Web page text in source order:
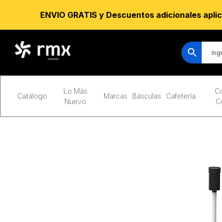
Catálogo
Lo Más
Nuevo
Marcas Básculas Cafetería
ENVIO GRATIS y Descuentos adicionales